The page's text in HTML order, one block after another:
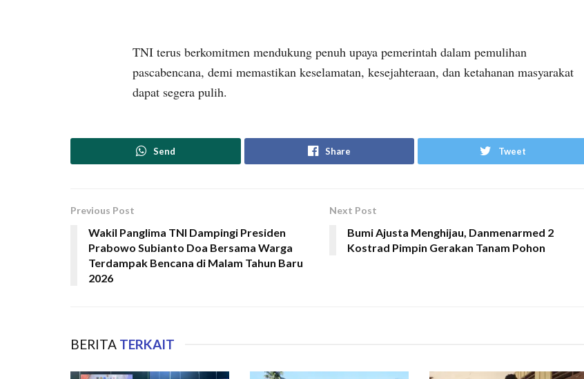
TNI terus berkomitmen mendukung penuh upaya pemerintah dalam pemulihan
pascabencana, demi memastikan keselamatan, kesejahteraan, dan ketahanan masyarakat
dapat segera pulih.
Send Share Tweet
Previous Post
Wakil Panglima TNI Dampingi Presiden
Prabowo Subianto Doa Bersama Warga
Terdampak Bencana di Malam Tahun Baru
2026
Next Post
Bumi Ajusta Menghijau, Danmenarmed 2
Kostrad Pimpin Gerakan Tanam Pohon
BERITA TERKAIT